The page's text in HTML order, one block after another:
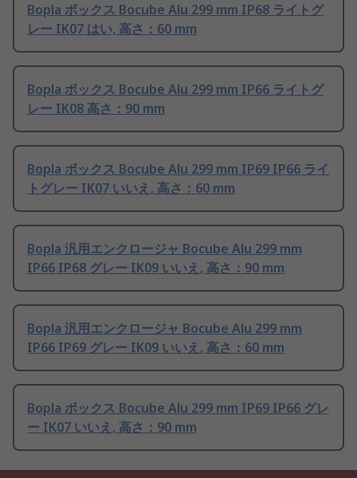
Bopla ボックス Bocube Alu 299 mm IP68 ライトグ
レー IK07 はい, 高さ：60 mm
Bopla ボックス Bocube Alu 299 mm IP66 ライトグ
レー IK08 高さ：90 mm
Bopla ボックス Bocube Alu 299 mm IP69 IP66 ライ
トグレー IK07 いいえ, 高さ：60 mm
Bopla 汎用エンクロージャ Bocube Alu 299 mm
IP66 IP68 グレー IK09 いいえ, 高さ：90 mm
Bopla 汎用エンクロージャ Bocube Alu 299 mm
IP66 IP69 グレー IK09 いいえ, 高さ：60 mm
Bopla ボックス Bocube Alu 299 mm IP69 IP66 グレ
ー IK07 いいえ, 高さ：90 mm